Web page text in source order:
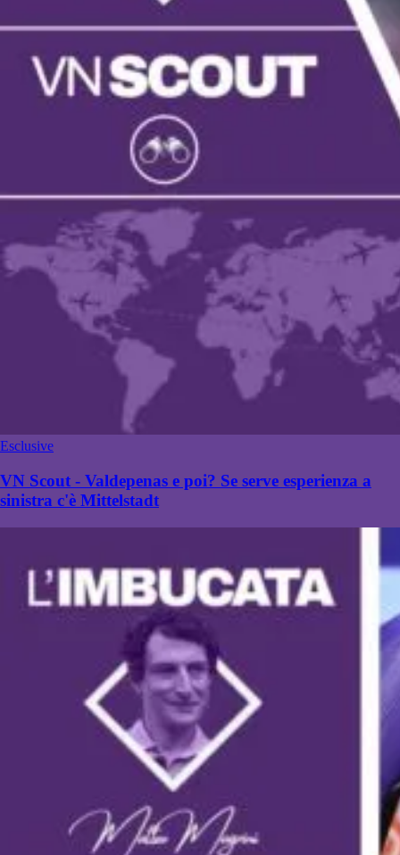
Esclusive
VN Scout - Valdepenas e poi? Se serve esperienza a
sinistra c'è Mittelstadt